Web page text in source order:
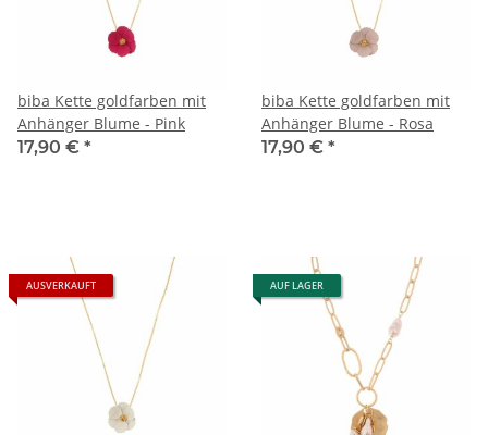
biba Kette goldfarben mit
Anhänger Blume - Pink
17,90 € *
biba Kette goldfarben mit
Anhänger Blume - Rosa
17,90 € *
AUSVERKAUFT AUF LAGER